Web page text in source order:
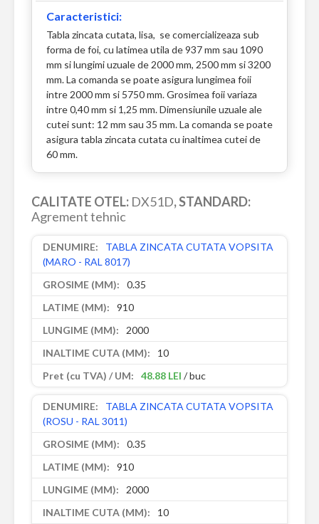
Caracteristici:
Tabla zincata cutata, lisa, se comercializeaza sub
forma de foi, cu latimea utila de 937 mm sau 1090
mm si lungimi uzuale de 2000 mm, 2500 mm si 3200
mm. La comanda se poate asigura lungimea foii
intre 2000 mm si 5750 mm. Grosimea foii variaza
intre 0,40 mm si 1,25 mm. Dimensiunile uzuale ale
cutei sunt: 12 mm sau 35 mm. La comanda se poate
asigura tabla zincata cutata cu inaltimea cutei de
60 mm.
CALITATE OTEL: DX51D, STANDARD:
Agrement tehnic
TABLA ZINCATA CUTATA VOPSITA
(MARO - RAL 8017)
0.35
910
2000
10
48.88 LEI / buc
TABLA ZINCATA CUTATA VOPSITA
(ROSU - RAL 3011)
0.35
910
2000
10